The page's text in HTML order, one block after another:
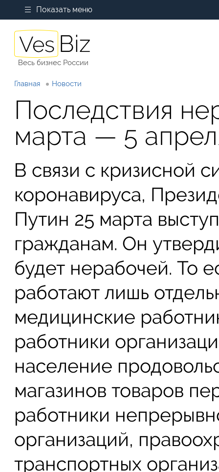
Показать меню
Весь бизнес России
Главная Новости
Последствия
марта — 5
В связи с кризисной
коронавируса,
Путин 25 марта
гражданам. Он
будет нерабочей. То
работают лишь
медицинские
работники
население
магазинов товаров
работники
организаций,
транспортных